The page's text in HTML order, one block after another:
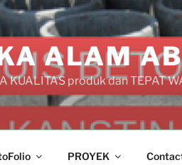
ALAM
KUALITAS produk dan TEPAT
PROYEK